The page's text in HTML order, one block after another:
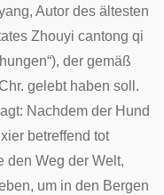
, Autor des ältesten
Zhouyi cantong qi
der gemäß
gelebt haben soll.
Nachdem der Hund
betreffend tot
den Weg der Welt,
um in den Bergen